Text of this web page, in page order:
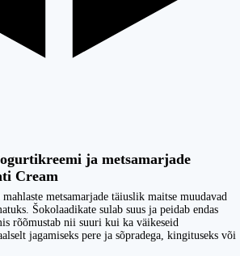
ja metsamarjade
Cream
metsamarjade täiuslik maitse muudavad
Šokolaadikate sulab suus ja peidab endas
rõõmustab nii suuri kui ka väikeseid
jagamiseks pere ja sõpradega, kingituseks või